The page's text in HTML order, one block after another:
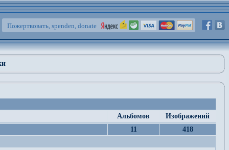
Пожертвовать, spenden, donate
Альбомов
Изображений
11
418